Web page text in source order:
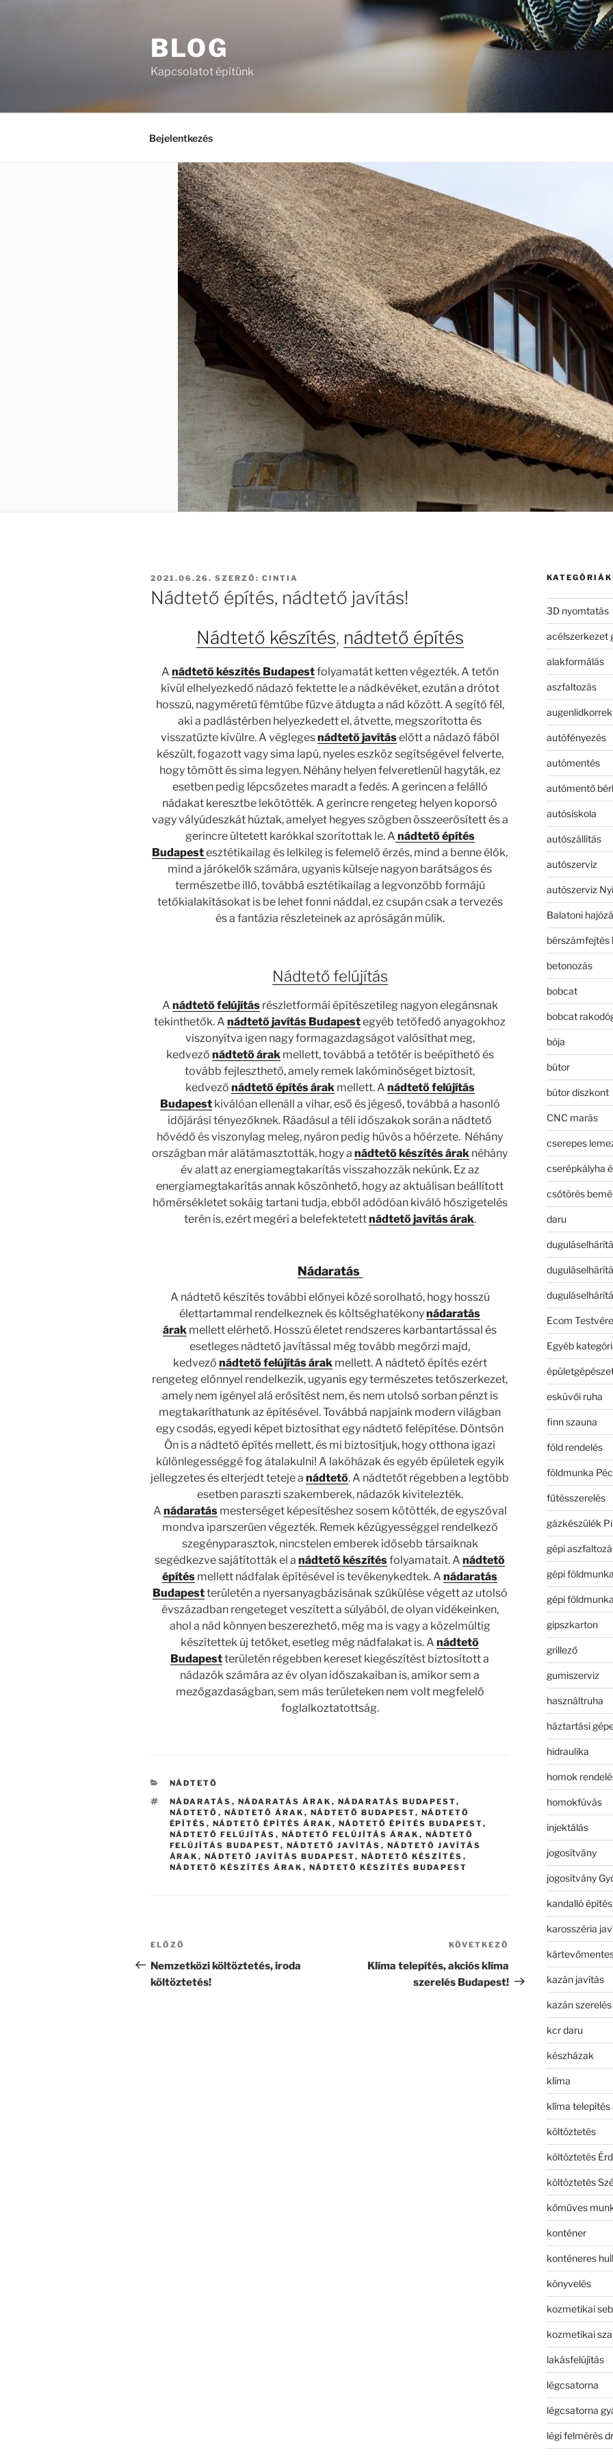
BLOG
Kapcsolatot építünk
Bejelentkezés
BEKÜLDVE:
2021.06.26. SZERZŐ: CINTIA
Nádtető építés, nádtető javítás!
Nádtető készítés, nádtető építés
A nádtető készítés Budapestfolyamatát ketten végezték. A tetőn
kívül elhelyezkedő nádazó fektette le a nádkévéket, ezután a drótot
hosszú, nagyméretű fémtűbe fűzve átdugta a nád között. A segítő fél,
aki a padlástérben helyezkedett el, átvette, megszorította és
visszatűzte kívülre. A véglegesnádtető javításelőtt a nádazó fából
készült, fogazott vagy sima lapú, nyeles eszköz segítségével felverte,
hogy tömött és sima legyen. Néhány helyen felveretlenül hagyták, ez
esetben pedig lépcsőzetes maradt a fedés. A gerincen a felálló
nádakat keresztbe lekötötték. A gerincre rengeteg helyen koporsó
vagy vályúdeszkát húztak, amelyet hegyes szögben összeerősített és a
gerincre ültetett karókkal szorítottak le. A nádtető építés
Budapestesztétikailag és lelkileg is felemelő érzés, mind a benne élők,
mind a járókelők számára, ugyanis külseje nagyon barátságos és
természetbe illő, továbbá esztétikailag a legvonzóbb formájú
tetőkialakításokat is be lehet fonni náddal, ez csupán csak a tervezés
és a fantázia részleteinek az apróságán múlik.
Nádtető felújítás
A nádtető felújításrészletformái építészetileg nagyon elegánsnak
tekinthetők. Anádtető javítás Budapestegyéb tetőfedő anyagokhoz
viszonyítva igen nagy formagazdagságot valósíthat meg,
kedvező nádtető árakmellett, továbbá a tetőtér is beépíthető és
tovább fejleszthető, amely remek lakóminőséget biztosít,
kedvező nádtető építés árakmellett. A nádtető felújítás
Budapestkiválóan ellenáll a vihar, eső és jégeső, továbbá a hasonló
időjárási tényezőknek. Ráadásul a téli időszakok során a nádtető
hővédő és viszonylag meleg, nyáron pedig hűvös a hőérzete. Néhány
országban már alátámasztották, hogy anádtető készítés árak néhány
év alatt az energiamegtakarítás visszahozzák nekünk. Ez az
energiamegtakarítás annak köszönhető, hogy az aktuálisan beállított
hőmérsékletet sokáig tartani tudja, ebből adódóan kiváló hőszigetelés
terén is, ezért megéri a belefektetettnádtető javítás árak.
Nádaratás
A nádtető készítés további előnyei közé sorolható, hogy hosszú
élettartammal rendelkeznek és költséghatékonynádaratás
árak mellett elérhető. Hosszú életet rendszeres karbantartással és
esetleges nádtető javítással még tovább megőrzi majd,
kedvező nádtető felújítás árak mellett. A nádtető építés ezért
rengeteg előnnyel rendelkezik, ugyanis egy természetes tetőszerkezet,
amely nem igényel alá erősítést nem, és nem utolsó sorban pénzt is
megtakaríthatunk az építésével. Továbbá napjaink modern világban
egy csodás, egyedi képet biztosíthat egy nádtető felépítése. Döntsön
Ön is a nádtető építés mellett, és mi biztosítjuk, hogy otthona igazi
különlegességgé fog átalakulni! A lakóházak és egyéb épületek egyik
jellegzetes és elterjedt teteje anádtető. A nádtetőt régebben a legtöbb
esetben paraszti szakemberek, nádazók kivitelezték.
A nádaratásmesterséget képesítéshez sosem kötötték, de egyszóval
mondva iparszerűen végezték. Remek kézügyességgel rendelkező
szegényparasztok, nincstelen emberek idősebb társaiknak
segédkezve sajátították el anádtető készítésfolyamatait. Anádtető
építés mellett nádfalak építésével is tevékenykedtek. Anádaratás
Budapestterületén a nyersanyagbázisának szűkülése végett az utolsó
évszázadban rengeteget veszített a súlyából, de olyan vidékeinken,
ahol a nád könnyen beszerezhető, még ma is vagy a közelmúltig
készítettek új tetőket, esetleg még nádfalakat is. Anádtető
Budapestterületén régebben kereset kiegészítést biztosított a
nádazók számára az év olyan időszakaiban is, amikor sem a
mezőgazdaságban, sem más területeken nem volt megfelelő
foglalkoztatottság.
KATEGÓRIÁK
NÁDTETŐ
CÍMKÉK
NÁDARATÁS , NÁDARATÁS ÁRAK , NÁDARATÁS BUDAPEST,
NÁDTETŐ , NÁDTETŐ ÁRAK , NÁDTETŐ BUDAPEST, NÁDTETŐ
ÉPÍTÉS , NÁDTETŐ ÉPÍTÉS ÁRAK , NÁDTETŐ ÉPÍTÉS BUDAPEST,
NÁDTETŐ FELÚJÍTÁS , NÁDTETŐ FELÚJÍTÁS ÁRAK , NÁDTETŐ
FELÚJÍTÁS BUDAPEST, NÁDTETŐ JAVÍTÁS , NÁDTETŐ JAVÍTÁS
ÁRAK , NÁDTETŐ JAVÍTÁS BUDAPEST, NÁDTETŐ KÉSZÍTÉS ,
NÁDTETŐ KÉSZÍTÉS ÁRAK , NÁDTETŐ KÉSZÍTÉS BUDAPEST
Bejegyzés
navigáció
Korábbi
bejegyzés
ELŐZŐ
Nemzetközi költöztetés, iroda
költöztetés!
Következő
KÖVETKEZŐ
Klíma telepítés, akciós klíma
szerelés Budapest!
KATEGÓRIÁK
3D nyomtatás
acélszerkezet
alakformálás
aszfaltozás
autófényezés
autómentés
autómentő
autósiskola
autószállítás
autószerviz
autószerviz
Balatoni
bérszámfejtés
betonozás
bobcat
bobcat
bója
bútor
bútor diszkont
CNC marás
cserepes
cserépkályha
csőtörés
daru
Ecom
Egyéb
esküvői ruha
finn szauna
föld rendelés
földmunka
fűtésszerelés
gázkészülék
gépi
gépi földmunka
gépi
gipszkarton
grillező
gumiszerviz
használtruha
háztartási
hidraulika
homok
homokfúvás
injektálás
jogosítvány
jogosítvány
kandalló építés
karosszéria
kazán javítás
kazán szerelés
kcr daru
készházak
klíma
klíma telepítés
költöztetés
költöztetés Érd
költöztetés
kőműves
konténer
konténeres
könyvelés
kozmetikai
kozmetikai
lakásfelújítás
légcsatorna
légcsatorna
légi felmérés